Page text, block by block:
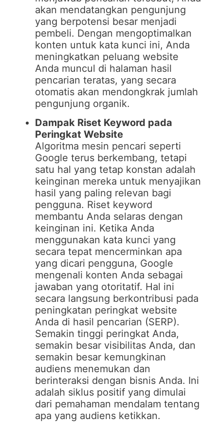
akan mendatangkan pengunjung
yang berpotensi besar menjadi
pembeli. Dengan mengoptimalkan
konten untuk kata kunci ini, Anda
meningkatkan peluang website
Anda muncul di halaman hasil
pencarian teratas, yang secara
otomatis akan mendongkrak jumlah
pengunjung organik.
Dampak Riset Keyword pada
Peringkat Website
Algoritma mesin pencari seperti
Google terus berkembang, tetapi
satu hal yang tetap konstan adalah
keinginan mereka untuk menyajikan
hasil yang paling relevan bagi
pengguna. Riset keyword
membantu Anda selaras dengan
keinginan ini. Ketika Anda
menggunakan kata kunci yang
secara tepat mencerminkan apa
yang dicari pengguna, Google
mengenali konten Anda sebagai
jawaban yang otoritatif. Hal ini
secara langsung berkontribusi pada
peningkatan peringkat website
Anda di hasil pencarian (SERP).
Semakin tinggi peringkat Anda,
semakin besar visibilitas Anda, dan
semakin besar kemungkinan
audiens menemukan dan
berinteraksi dengan bisnis Anda. Ini
adalah siklus positif yang dimulai
dari pemahaman mendalam tentang
apa yang audiens ketikkan.